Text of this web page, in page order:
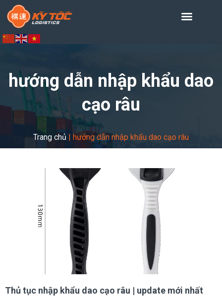
hướng dẫn nhập khẩu dao
cạo râu
Trang chủ |hướng dẫn nhập khẩu dao cạo râu
Thủ tục nhập khẩu dao cạo râu | update mới nhất